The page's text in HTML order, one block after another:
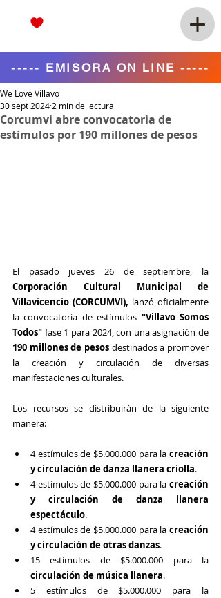
----- EMISORA ON LINE -----
Corcumvi abre convocatoria de
estímulos por 190 millones de pesos
We Love Villavo
30 sept 2024 2 min de lectura
Corporación Cultural Municipal de
Villavicencio (CORCUMVI), lanzó oficialmente
la convocatoria de estímulos "Villavo Somos
Todos"
190 millones de pesos destinados a promover
la creación y circulación de diversas
manifestaciones culturales.
Los recursos se distribuirán de la siguiente
manera:
4 estímulos de $5.000.000 para la creación
y circulación de danza llanera criolla.
4 estímulos de $5.000.000 para la creación
y circulación de danza llanera
espectáculo.
4 estímulos de $5.000.000 para la creación
y circulación de otras danzas.
circulación de música llanera.